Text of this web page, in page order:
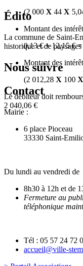
(2 000 X 44 X
Montant des
0,13 €+12,15 €
Montant des
(2 012,28 X 100 X
Le débiteur doit
2 040,06 €
Édito
La commune de Saint-
historique et de
Nous suivre
Contact
Mairie :
6 place Pioceau
33330 Saint-
Du lundi au vendredi de
8h30 à 12h et de
Fermeture au
téléphonique
Tél : 05 57 24 72
accueil@ville-